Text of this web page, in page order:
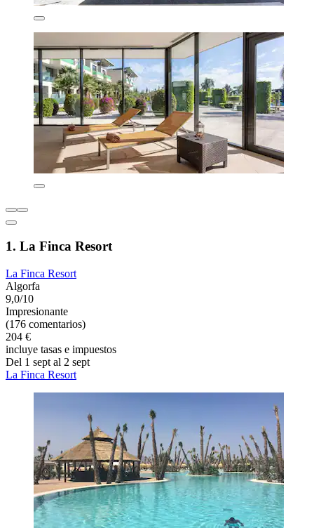
1. La Finca Resort
La Finca Resort
Algorfa
9,0/10
Impresionante
(176 comentarios)
204 €
incluye tasas e impuestos
Del 1 sept al 2 sept
La Finca Resort